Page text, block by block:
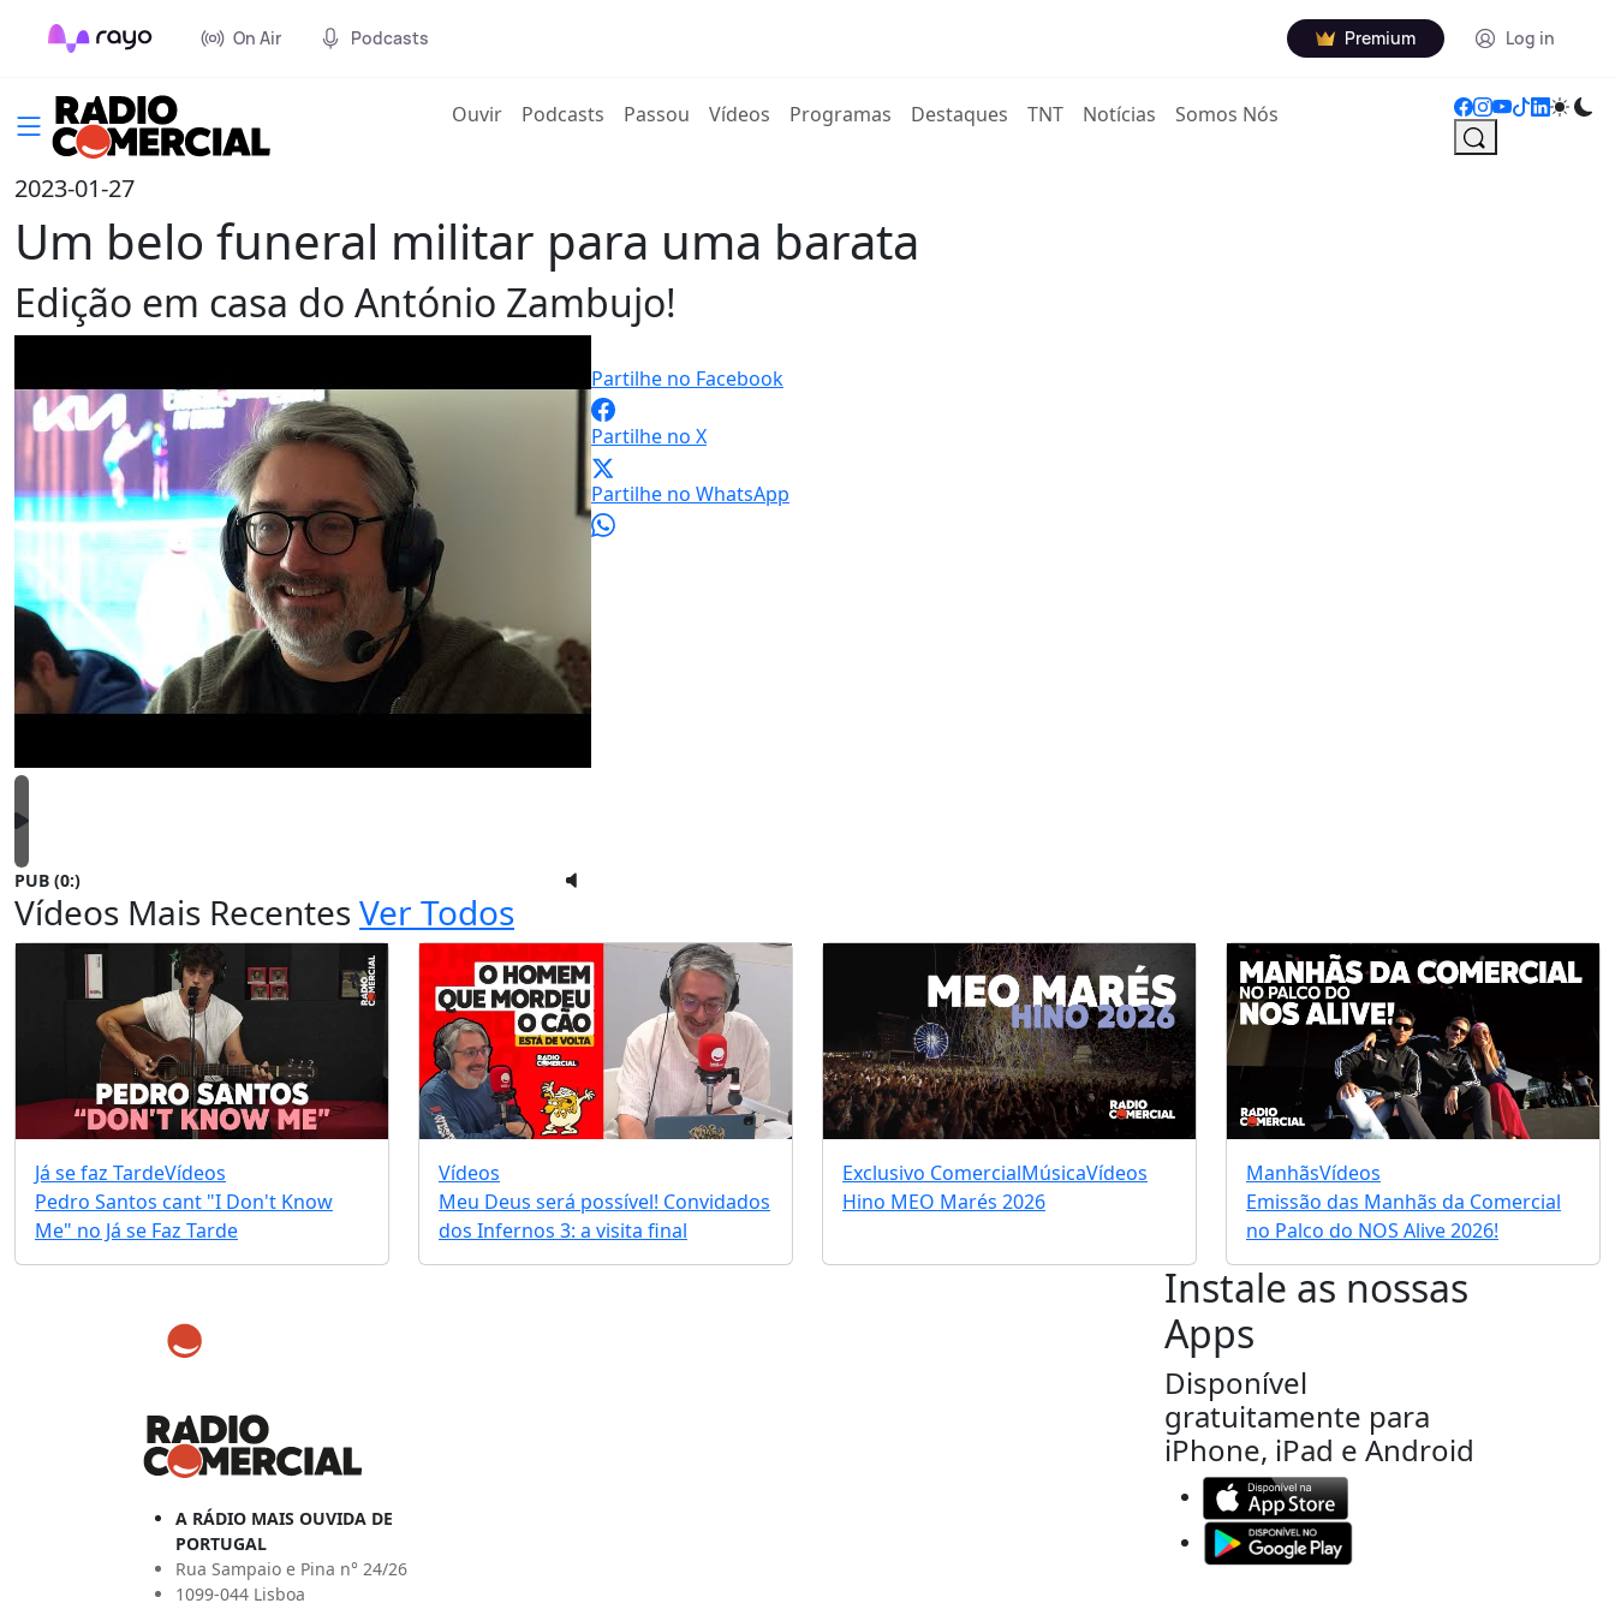
On Air Podcasts Premium Log in
Ouvir(current)
Podcasts Passou Vídeos Programas Destaques TNT Notícias Somos Nós
2023-01-27
Um belo funeral militar para uma barata
Edição em casa do António Zambujo!
PUB (0:)
Partilhe no Facebook
Partilhe no X
Partilhe no WhatsApp
Vídeos Mais RecentesVer Todos
Já se faz TardeVídeos
Pedro Santos cant "I Don't Know
Me" no Já se Faz Tarde
Vídeos
Meu Deus será possível! Convidados
dos Infernos 3: a visita final
Exclusivo ComercialMúsicaVídeos
Hino MEO Marés 2026
ManhãsVídeos
Emissão das Manhãs da Comercial
no Palco do NOS Alive 2026!
A RÁDIO MAIS OUVIDA DE
PORTUGAL
Rua Sampaio e Pina n° 24/26
1099-044 Lisboa
Instale as nossas
Apps
Disponível
gratuitamente para
iPhone, iPad e Android